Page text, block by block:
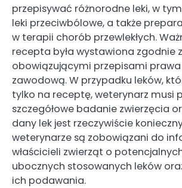
przepisywać różnorodne leki, w
leki przeciwbólowe, a także
w terapii chorób przewlekłych.
recepta była wystawiona zgodnie z
obowiązującymi przepisami
zawodową. W przypadku leków,
tylko na receptę, weterynarz musi
szczegółowe badanie zwierzęcia
dany lek jest rzeczywiście
weterynarze są zobowiązani do
właścicieli zwierząt o
ubocznych stosowanych leków
ich podawania.